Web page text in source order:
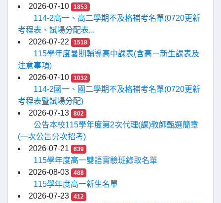
2026-07-10 1853
114-2高一、高二學期不及格補考名單(0720更新
考程表、試場分配表...
2026-07-22
1518
115學年度暑期輔導高中課表(含高ㄧ新生課表及
注意事項)
2026-07-10
1032
114-2國一、國二學期不及格補考名單(0720更新
考程表暨試場分配)
2026-07-13
802
公告本校115學年度第2次代理(課)教師甄選簡章
(一次公告分次招考)
2026-07-21
639
115學年度高一雙語實驗班錄取名單
2026-08-03
488
115學年度高一新生名單
2026-07-23
412